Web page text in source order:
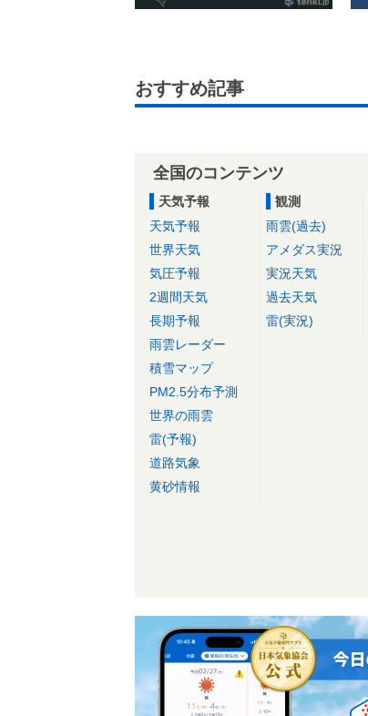
おすすめ記事
全国のコンテンツ
天気予報
天気予報
世界天気
気圧予報
2週間天気
長期予報
雨雲レーダー
積雪マップ
PM2.5分布予測
世界の雨雲
雷(予報)
道路気象
黄砂情報
観測
雨雲(過去)
アメダス実況
実況天気
過去天気
雷(実況)